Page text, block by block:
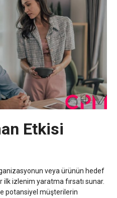
Etkisi
veya ürünün hedef
izlenim yaratma fırsatı sunar.
potansiyel müşterilerin